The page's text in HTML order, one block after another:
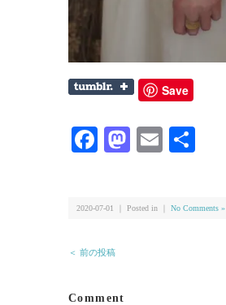
Save
Facebook
Mastodon
Email
2020-07-01 ｜ Posted in ｜ No Comments »
＜ 前の投稿
Comment